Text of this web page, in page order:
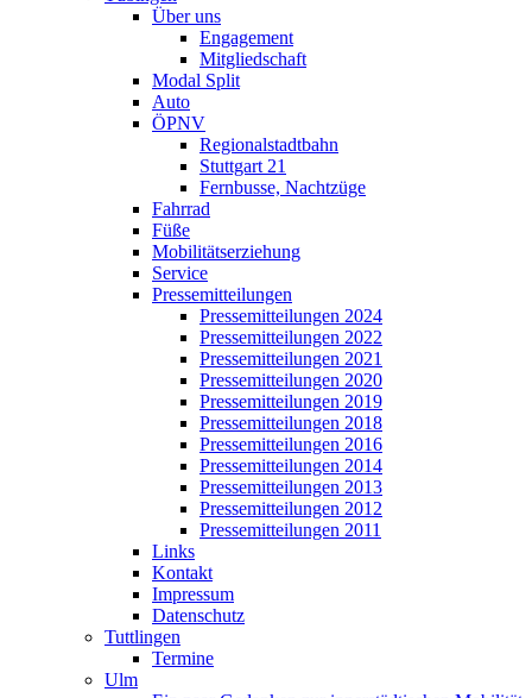
Über uns
Engagement
Mitgliedschaft
Modal Split
Auto
ÖPNV
Regionalstadtbahn
Stuttgart 21
Fernbusse, Nachtzüge
Fahrrad
Füße
Mobilitätserziehung
Service
Pressemitteilungen
Pressemitteilungen 2024
Pressemitteilungen 2022
Pressemitteilungen 2021
Pressemitteilungen 2020
Pressemitteilungen 2019
Pressemitteilungen 2018
Pressemitteilungen 2016
Pressemitteilungen 2014
Pressemitteilungen 2013
Pressemitteilungen 2012
Pressemitteilungen 2011
Links
Kontakt
Impressum
Datenschutz
Tuttlingen
Termine
Ulm